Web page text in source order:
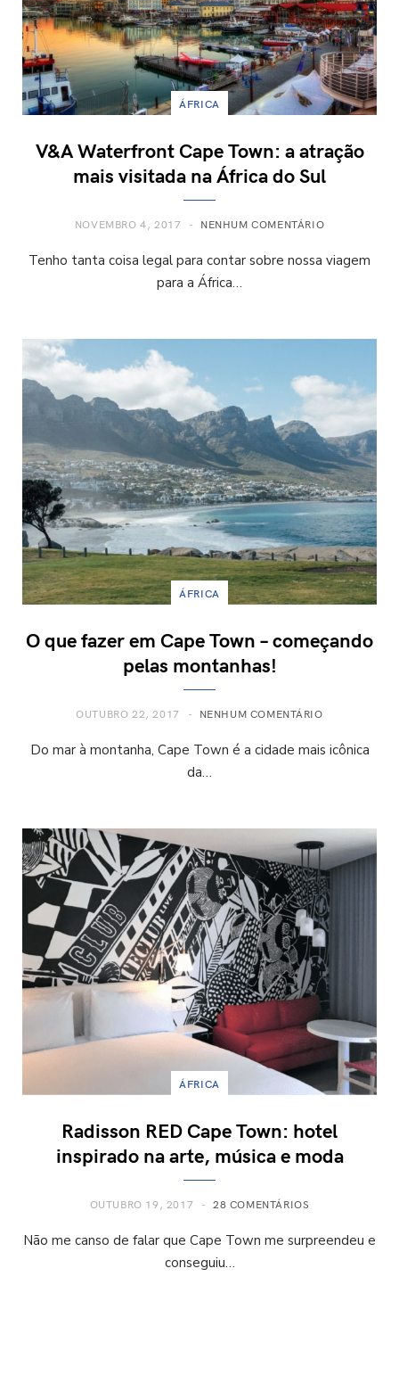
ÁFRICA
V&A Waterfront Cape Town: a atração
mais visitada na África do Sul
NOVEMBRO 4, 2017 NENHUM COMENTÁRIO
Tenho tanta coisa legal para contar sobre nossa viagem
para a África…
ÁFRICA
O que fazer em Cape Town – começando
pelas montanhas!
OUTUBRO 22, 2017 NENHUM COMENTÁRIO
Do mar à montanha, Cape Town é a cidade mais icônica
da…
ÁFRICA
Radisson RED Cape Town: hotel
inspirado na arte, música e moda
OUTUBRO 19, 2017 28 COMENTÁRIOS
Não me canso de falar que Cape Town me surpreendeu e
conseguiu…